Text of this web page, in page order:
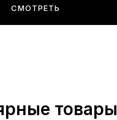
СМОТРЕТЬ
товары